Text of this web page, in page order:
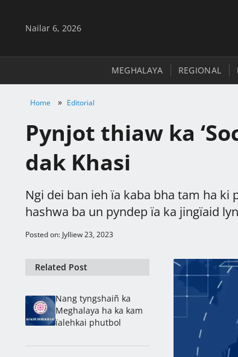
Nailar 6, 2026
MEGHALAYA REGIONAL
Home » Editorial
Pynjot thiaw ka
dak Khasi
Ngi dei ban ieh ïa kaba bha tam ha ki
hashwa ba un pyndep ïa ka jingïaid
Posted on: Jylliew 23, 2023
Related Post
Nang tyngshaiñ ka
Meghalaya ha ka kam
ïalehkai phutbol